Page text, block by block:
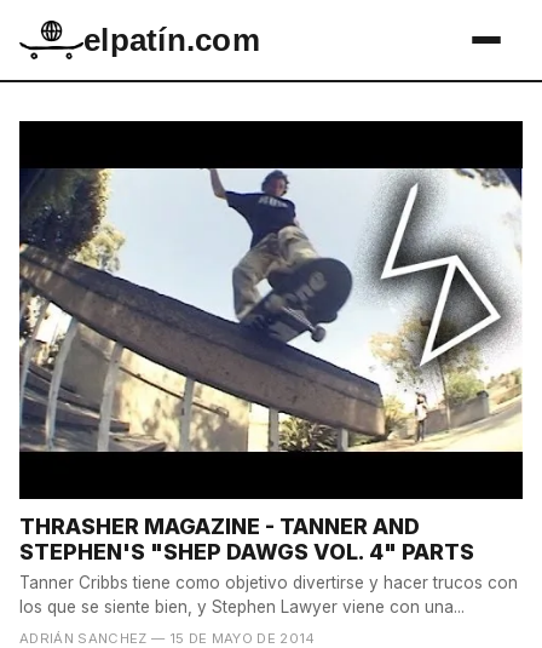
elpatín.com
THRASHER MAGAZINE - TANNER AND
STEPHEN'S "SHEP DAWGS VOL. 4" PARTS
Tanner Cribbs tiene como objetivo divertirse y hacer trucos con
los que se siente bien, y Stephen Lawyer viene con una...
ADRIÁN SANCHEZ — 15 DE MAYO DE 2014